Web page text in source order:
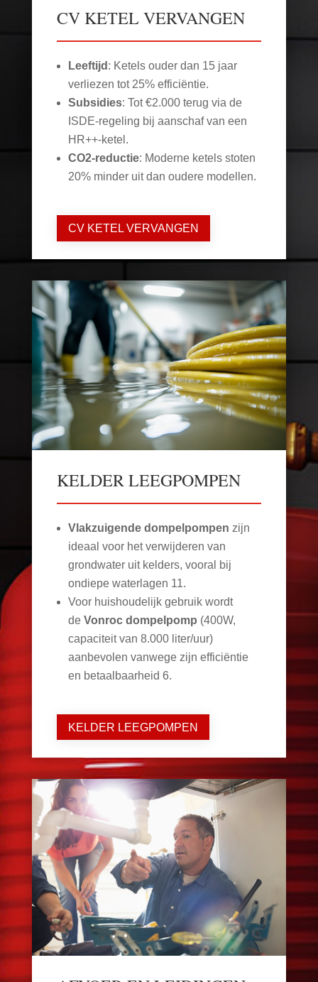
CV KETEL VERVANGEN
Leeftijd : Ketels ouder dan 15 jaar
verliezen tot 25% efficiëntie.
Subsidies: Tot €2.000 terug via de
ISDE-regeling bij aanschaf van een
HR++-ketel.
CO2-reductie: Moderne ketels stoten
20% minder uit dan oudere modellen.
CV KETEL VERVANGEN
KELDER LEEGPOMPEN
Vlakzuigende dompelpompen zijn
ideaal voor het verwijderen van
grondwater uit kelders, vooral bij
ondiepe waterlagen 11.
Voor huishoudelijk gebruik wordt
de Vonroc dompelpomp (400W,
capaciteit van 8.000 liter/uur)
aanbevolen vanwege zijn efficiëntie
en betaalbaarheid 6.
KELDER LEEGPOMPEN